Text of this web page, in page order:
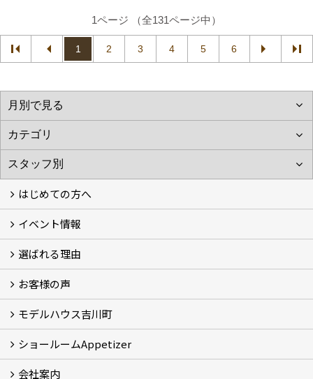
1ページ （全131ページ中）
1 2 3 4 5 6
はじめての方へ
フォトギャラリー
性能について
自然素材のお家
オーナー様のおうち訪問
イベント情報
イベント情報
選ばれる理由
5つのやさしさ宣言
3つのプロ宣言
お家づくりスケジュール
お客様の声
お客様の声
モデルハウス吉川町
吉川町モデルハウス
ショールームAppetizer
Appetizer(ショールーム)
Appetizer(レンタルスペース)
会社案内